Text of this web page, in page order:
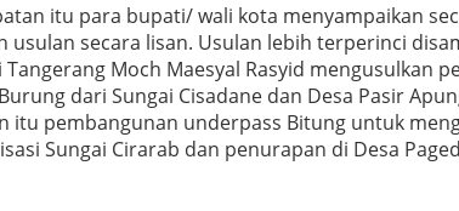
itu para bupati/ wali kota menyampaikan
usulan secara lisan. Usulan lebih terperinci
Moch Maesyal Rasyid mengusulkan
dari Sungai Cisadane dan Desa Pasir
itu pembangunan underpass Bitung untuk
Sungai Cirarab dan penurapan di Desa